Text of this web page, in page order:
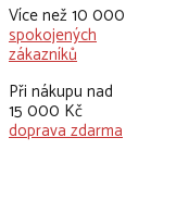
Více než 10 000
spokojených
zákazníků
Při nákupu nad
15 000 Kč
doprava zdarma